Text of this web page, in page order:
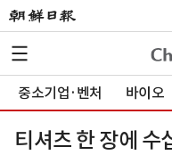
중소기업·벤처 바이오
티셔츠 한 장에